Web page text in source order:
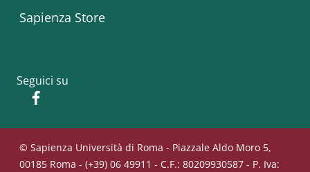
Sapienza Store
Seguici su
© Sapienza Università di Roma - Piazzale Aldo Moro 5,
00185 Roma - (+39) 06 49911 - C.F.: 80209930587 - P. Iva: